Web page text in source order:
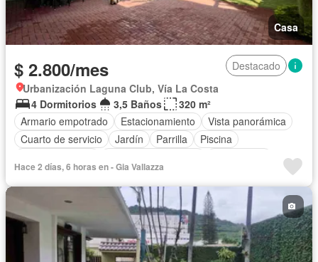
Casa
$ 2.800/mes
Destacado
Urbanización Laguna Club, Vía La Costa
4 Dormitorios
3,5 Baños
320 m²
Armario empotrado
Estacionamiento
Vista panorámica
Cuarto de servicio
Jardín Parrilla
Piscina
Hace 2 días, 6 horas en - Gia Vallazza